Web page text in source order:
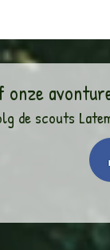
onze
de scouts